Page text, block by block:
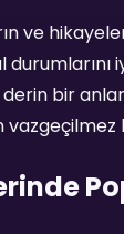
ve
derin bir